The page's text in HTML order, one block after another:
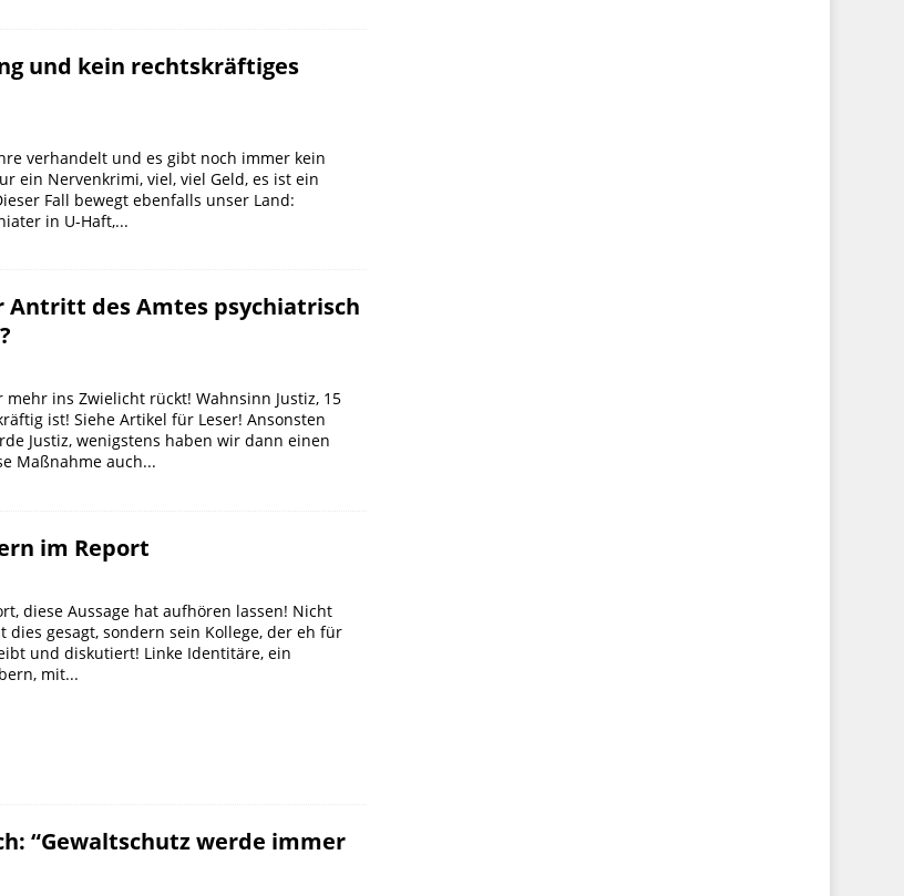
und kein rechtskräftiges
verhandelt und es gibt noch immer kein
ein Nervenkrimi, viel, viel Geld, es ist ein
Fall bewegt ebenfalls unser Land:
in U-Haft,...
Antritt des Amtes psychiatrisch
mehr ins Zwielicht rückt! Wahnsinn Justiz, 15
ist! Siehe Artikel für Leser! Ansonsten
Justiz, wenigstens haben wir dann einen
Maßnahme auch...
im Report
diese Aussage hat aufhören lassen! Nicht
dies gesagt, sondern sein Kollege, der eh für
und diskutiert! Linke Identitäre, ein
mit...
“Gewaltschutz werde immer